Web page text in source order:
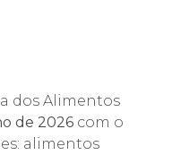
dos Alimentos
de 2026 com o
alimentos